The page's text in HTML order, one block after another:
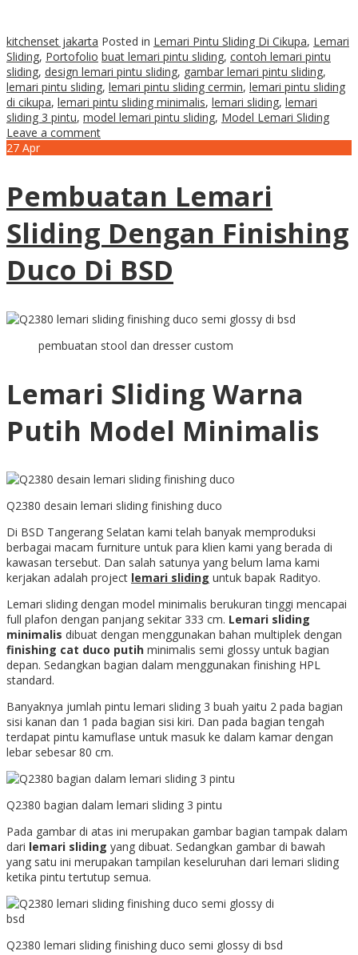
kitchenset jakarta Posted in Lemari Pintu Sliding Di Cikupa, Lemari
Sliding, Portofolio buat lemari pintu sliding, contoh lemari pintu
sliding, design lemari pintu sliding, gambar lemari pintu sliding,
lemari pintu sliding, lemari pintu sliding cermin, lemari pintu sliding
di cikupa, lemari pintu sliding minimalis, lemari sliding, lemari
sliding 3 pintu, model lemari pintu sliding, Model Lemari Sliding
Leave a comment
27 Apr
Pembuatan Lemari
Sliding Dengan Finishing
Duco Di BSD
pembuatan stool dan dresser custom
Lemari Sliding Warna
Putih Model Minimalis
Q2380 desain lemari sliding finishing duco
Di BSD Tangerang Selatan kami telah banyak memproduksi
berbagai macam furniture untuk para klien kami yang berada di
kawasan tersebut. Dan salah satunya yang belum lama kami
kerjakan adalah project lemari sliding untuk bapak Radityo.
Lemari sliding dengan model minimalis berukuran tinggi mencapai
full plafon dengan panjang sekitar 333 cm. Lemari sliding
minimalis dibuat dengan menggunakan bahan multiplek dengan
finishing cat duco putih minimalis semi glossy untuk bagian
depan. Sedangkan bagian dalam menggunakan finishing HPL
standard.
Banyaknya jumlah pintu lemari sliding 3 buah yaitu 2 pada bagian
sisi kanan dan 1 pada bagian sisi kiri. Dan pada bagian tengah
terdapat pintu kamuflase untuk masuk ke dalam kamar dengan
lebar sebesar 80 cm.
Q2380 bagian dalam lemari sliding 3 pintu
Pada gambar di atas ini merupakan gambar bagian tampak dalam
dari lemari sliding yang dibuat. Sedangkan gambar di bawah
yang satu ini merupakan tampilan keseluruhan dari lemari sliding
ketika pintu tertutup semua.
Q2380 lemari sliding finishing duco semi glossy di bsd